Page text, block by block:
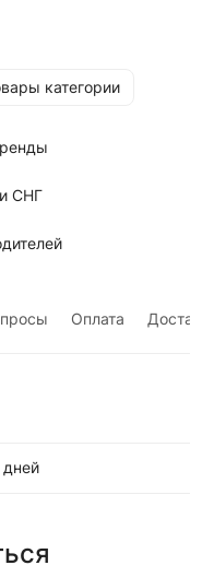
категории
СНГ
Оплата